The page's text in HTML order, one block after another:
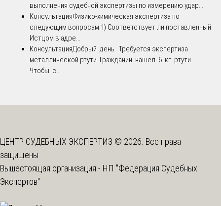
выполнения судебной экспертизы по измерению удар...
КонсультацияФизико-химическая экспертиза по
следующим вопросам:1) Соответствует ли поставленный
Истцом в адре...
КонсультацияДобрый день. Требуется экспертиза
металлической ртути. Гражданин нашел 6 кг. ртути.
Чтобы с...
ЦЕНТР СУДЕБНЫХ ЭКСПЕРТИЗ © 2026. Все права
защищены
Вышестоящая организация - НП "Федерация Судебных
Экспертов"